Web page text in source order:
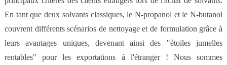
En tant que deux solvants classiques, le N-propanol et le N-butanol
couvrent différents scénarios de nettoyage et de formulation grâce à
leurs avantages uniques, devenant ainsi des "étoiles jumelles
rentables" pour les exportations à l'étranger ! Nous sommes